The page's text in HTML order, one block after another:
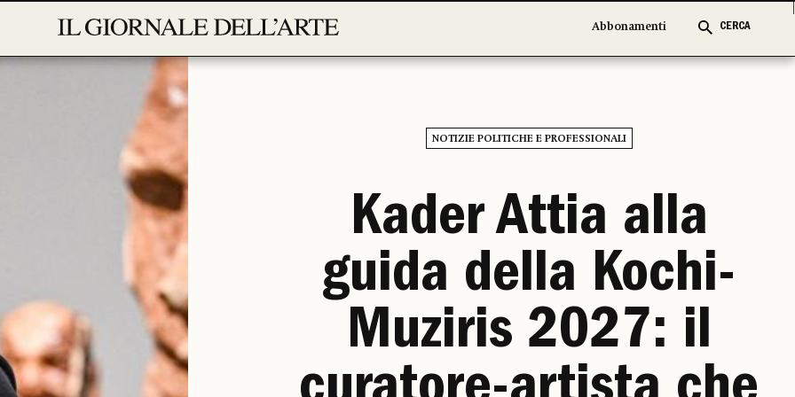
Abbonamenti CERCA
Abbonamenti CERCA
NOTIZIE POLITICHE E PROFESSIONALI
Kader Attia alla
guida della Kochi-
Muziris 2027: il